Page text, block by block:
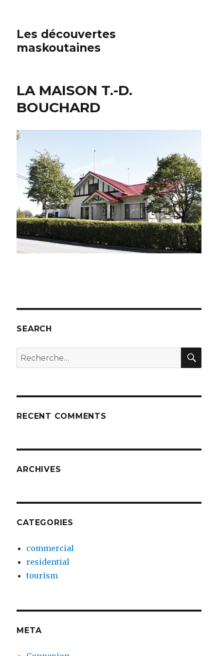
Les découvertes
maskoutaines
LA MAISON T.-D.
BOUCHARD
SEARCH
Recherche
pour
RECENT COMMENTS
ARCHIVES
CATEGORIES
commercial
residential
tourism
META